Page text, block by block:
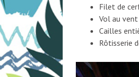
Filet de
Vol au
Cailles
Rôtisserie